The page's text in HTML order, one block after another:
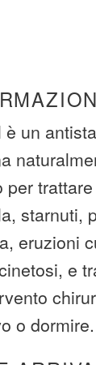
è un
per
starnuti,
eruzioni
e
o dormire.